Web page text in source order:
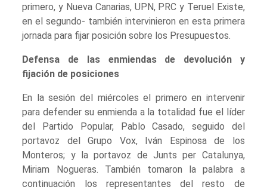
primero, y Nueva Canarias, UPN, PRC y Teruel Existe,
en el segundo- también intervinieron en esta primera
jornada para fijar posición sobre los Presupuestos.
Defensa de las enmiendas de devolución y
fijación de posiciones
En la sesión del miércoles el primero en intervenir
para defender su enmienda a la totalidad fue el líder
del Partido Popular, Pablo Casado, seguido del
portavoz del Grupo Vox, Iván Espinosa de los
Monteros; y la portavoz de Junts per Catalunya,
Miriam Nogueras. También tomaron la palabra a
continuación los representantes del resto de